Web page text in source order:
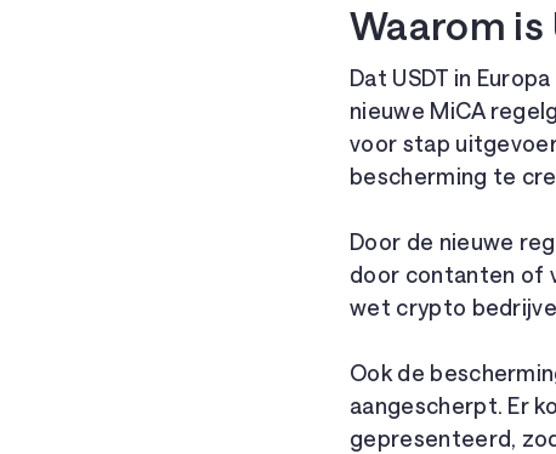
Waarom is
Dat USDT in
nieuwe MiCA
voor stap
bescherming te
Door de nieuwe
door contanten of
wet crypto
Ook de
aangescherpt. Er
gepresenteerd,